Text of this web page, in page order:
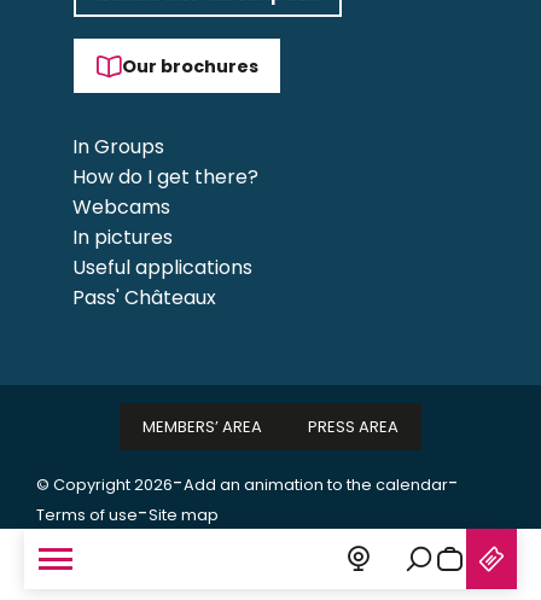
Search
Our brochures
In Groups
How do I get there?
Webcams
In pictures
Useful applications
Pass' Châteaux
© Copyright 2026-Add an animation to the calendar-
Terms of use-Site map
MEMBERS’ AREA PRESS AREA